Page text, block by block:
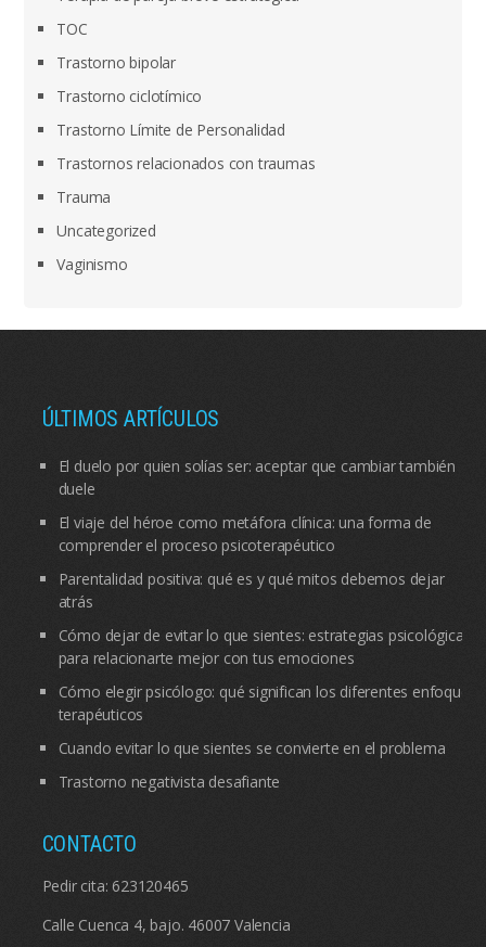
TOC
Trastorno bipolar
Trastorno ciclotímico
Trastorno Límite de Personalidad
Trastornos relacionados con traumas
Trauma
Uncategorized
Vaginismo
ÚLTIMOS ARTÍCULOS
El duelo por quien solías ser: aceptar que cambiar también
duele
El viaje del héroe como metáfora clínica: una forma de
comprender el proceso psicoterapéutico
Parentalidad positiva: qué es y qué mitos debemos dejar
atrás
Cómo dejar de evitar lo que sientes: estrategias psicológicas
para relacionarte mejor con tus emociones
Cómo elegir psicólogo: qué significan los diferentes enfoques
terapéuticos
Cuando evitar lo que sientes se convierte en el problema
Trastorno negativista desafiante
CONTACTO
Pedir cita: 623120465
Calle Cuenca 4, bajo. 46007 Valencia